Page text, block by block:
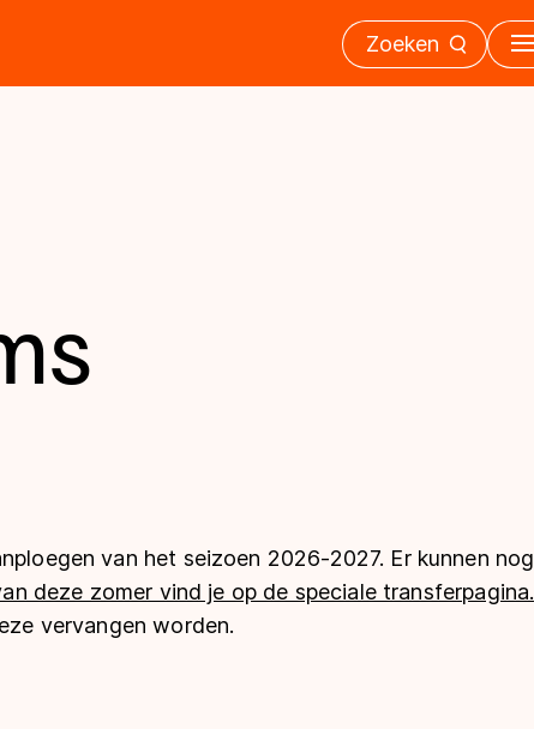
Zoeken
van het seizoen 2026-2027. Er kunnen nog
deze zomer vind je op de speciale transferpagina.
vervangen worden.